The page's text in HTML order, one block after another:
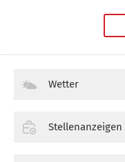
Wetter
Stellenanzeigen